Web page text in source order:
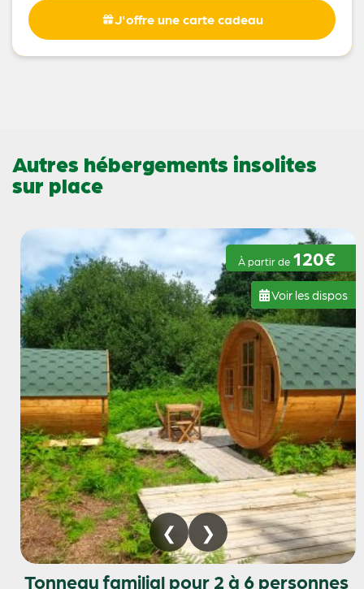
J'offre une carte cadeau
Autres hébergements insolites
sur place
À partir de 120€
Voir les dispos
Tonneau familial pour 2 à 6 personnes